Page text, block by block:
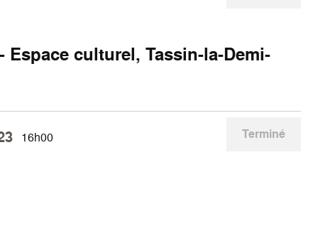
Espace culturel, Tassin-la-Demi-
16h00 Terminé